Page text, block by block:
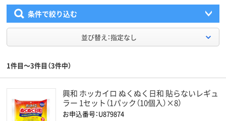
条件で絞り込む
並び替え：指定なし
1件目～3件目（3件中）
興和 ホッカイロ ぬくぬく日和 貼らないレギュ
ラー 1セット（1パック（10個入）×8）
お申込番号：U879874